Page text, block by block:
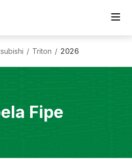
/ Triton / 2026
Fipe